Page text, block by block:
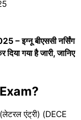
इग्नू बीएससी नर्सिंग
गया है जारी, जानिए
(लेटरल एंट्री) (DECE